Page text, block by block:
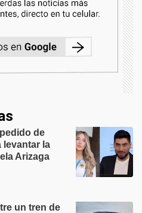
de
levantar la
Arizaga
un tren de